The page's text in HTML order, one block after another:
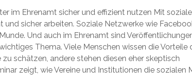
Verein
zielsicher
zwitschern!
bis
18.10.
im Ehrenamt sicher und effizient nutzen Mit
und sicher arbeiten. Soziale Netzwerke wie
Und auch im Ehrenamt sind
Thema. Viele Menschen wissen die Vorteile
schätzen, andere stehen diesen eher skeptisch
zeigt, wie Vereine und Institutionen die sozialen